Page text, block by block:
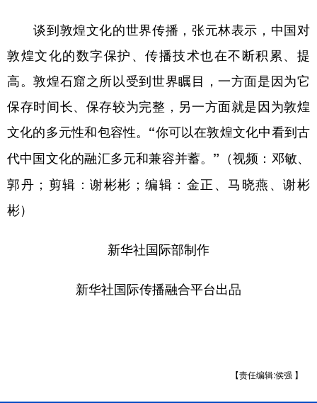
谈到敦煌文化的世界传播，张元林表示，中国对
敦煌文化的数字保护、传播技术也在不断积累、提
高。敦煌石窟之所以受到世界瞩目，一方面是因为它
保存时间长、保存较为完整，另一方面就是因为敦煌
文化的多元性和包容性。 “你可以在敦煌文化中看到古
代中国文化的融汇多元和兼容并蓄。” （视频：邓敏、
郭丹；剪辑：谢彬彬；编辑：金正、马晓燕、谢彬
彬）
新华社国际部制作
新华社国际传播融合平台出品
【责任编辑:侯强 】